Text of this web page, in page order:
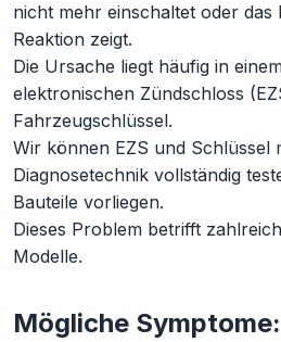
nicht mehr einschaltet oder das
Reaktion zeigt.
Die Ursache liegt häufig in
elektronischen Zündschloss
Fahrzeugschlüssel.
Wir können EZS und Schlüssel
Diagnosetechnik vollständig
Bauteile vorliegen.
Dieses Problem betrifft
Modelle.
Mögliche Symptome: